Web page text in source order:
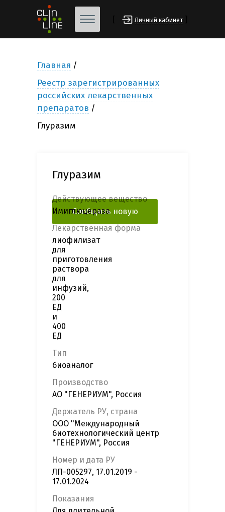
Личный кабинет
Главная
Реестр зарегистрированных
российских лекарственных
препаратов
Глуразим
Глуразим
Сообщить новую
информацию
Действующее вещество
Имиглюцераза
Лекарственная форма
лиофилизат
для
приготовления
раствора
для
инфузий,
200
ЕД
и
400
ЕД
Тип
биоаналог
Производство
АО "ГЕНЕРИУМ", Россия
Держатель РУ, страна
ООО "Международный
биотехнологический центр
"ГЕНЕРИУМ", Россия
Номер и дата РУ
ЛП-005297, 17.01.2019 -
17.01.2024
Показания